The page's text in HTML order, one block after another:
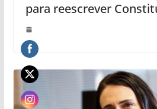
para reescrever